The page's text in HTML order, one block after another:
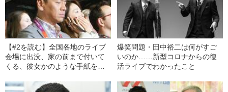
【#2を読む】全国各地のライブ
会場に出没、家の前まで付いて
くる、彼女かのような手紙を郵
た“熱狂的お笑いファン”のリアル
爆笑問題・田中裕二は何がすご
いのか……新型コロナからの復
活ライブでわかったこと